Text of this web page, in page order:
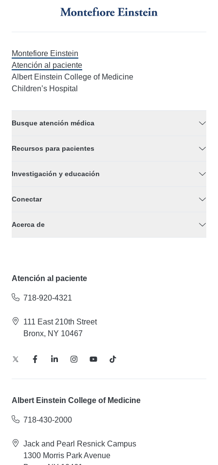
Montefiore Einstein
Atención al paciente
Albert Einstein College of Medicine
Children’s Hospital
Busque atención médica
Recursos para pacientes
Investigación y educación
Conectar
Acerca de
Atención al paciente
718-920-4321
111 East 210th Street
Bronx, NY 10467
Albert Einstein College of Medicine
718-430-2000
Jack and Pearl Resnick Campus
1300 Morris Park Avenue